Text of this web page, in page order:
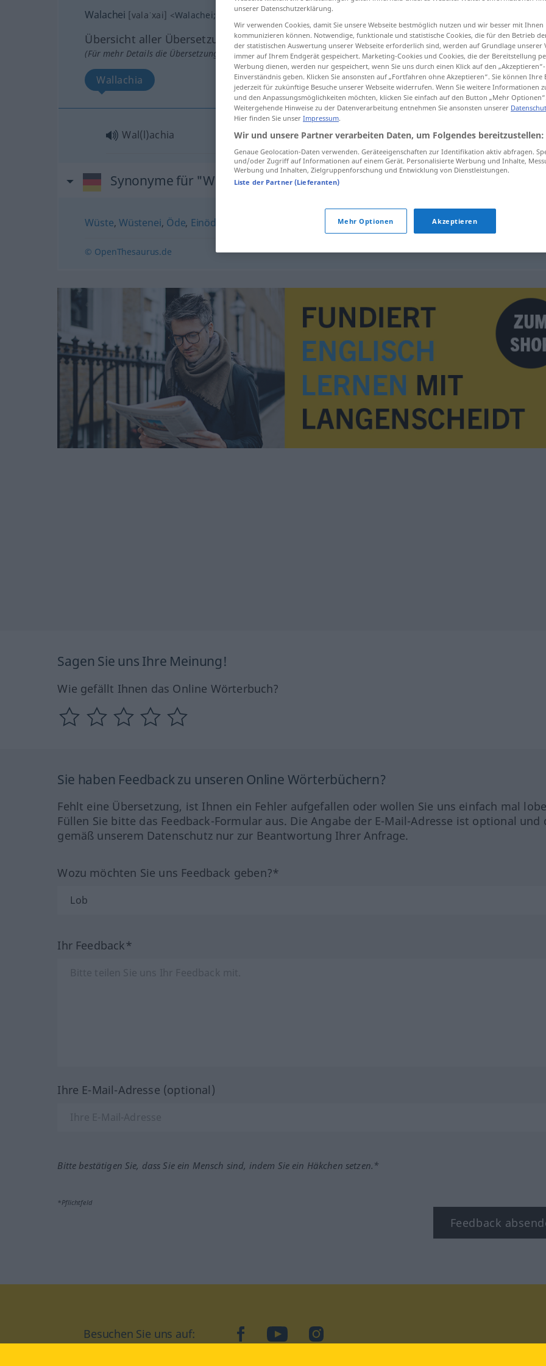
Walachei [valaˈxai] <Walachei; keinpl>
Übersicht aller Übersetzungen
(Für mehr Details die Übersetzung anklicken/antippen)
Wallachia
Wal(l)achia Walachei, die GEOG
Synonyme für "Walachei"
Wüste, Wüstenei, Öde, Einöde Pampa (ugs.),Ödland
© OpenThesaurus.de
Sagen Sie uns Ihre Meinung!
Wie gefällt Ihnen das Online Wörterbuch?
Sie haben Feedback zu unseren Online Wörterbüchern?
Fehlt eine Übersetzung, ist Ihnen ein Fehler aufgefallen oder wollen Sie uns einfach mal
Füllen Sie bitte das Feedback-Formular aus. Die Angabe der E-Mail-Adresse ist optional und
gemäß unserem Datenschutz nur zur Beantwortung Ihrer Anfrage.
Wozu möchten Sie uns Feedback geben?*
Ihr Feedback*
Ihre E-Mail-Adresse (optional)
Bitte bestätigen Sie, dass Sie ein Mensch sind, indem Sie ein Häkchen setzen.*
*Pflichtfeld
Feedback
Besuchen Sie uns auf: facebookYouTubeInstagram
unserer Datenschutzerklärung.
Wir verwenden Cookies, damit Sie unsere Webseite bestmöglich nutzen und wir besser mit Ihnen
kommunizieren können. Notwendige, funktionale und statistische Cookies, die für den Betrieb
der statistischen Auswertung unserer Webseite erforderlich sind, werden auf Grundlage unserer
immer auf Ihrem Endgerät gespeichert. Marketing-Cookies und Cookies, die der Bereitstellung
Werbung dienen, werden nur gespeichert, wenn Sie uns durch einen Klick auf den
Einverständnis geben. Klicken Sie ansonsten auf „Fortfahren ohne Akzeptieren“. Sie können
jederzeit für zukünftige Besuche unserer Webseite widerrufen. Wenn Sie weitere Informationen
und den Anpassungsmöglichkeiten möchten, klicken Sie einfach auf den Button „Mehr
Weitergehende Hinweise zu der Datenverarbeitung entnehmen Sie ansonsten unserer
Hier finden Sie unser Impressum.
Wir und unsere Partner verarbeiten Daten, um Folgendes bereitzustellen:
Genaue Geolocation-Daten verwenden. Geräteeigenschaften zur Identifikation aktiv abfragen.
und/oder Zugriff auf Informationen auf einem Gerät. Personalisierte Werbung und Inhalte,
Werbung und Inhalten, Zielgruppenforschung und Entwicklung von Dienstleistungen.
Liste der Partner (Lieferanten)
Mehr Optionen Akzeptieren